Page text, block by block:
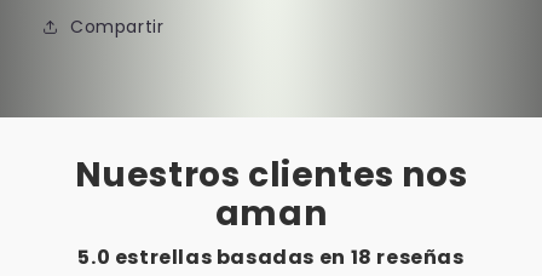
Compartir
Nuestros clientes nos
aman
5.0 estrellas basadas en 18 reseñas